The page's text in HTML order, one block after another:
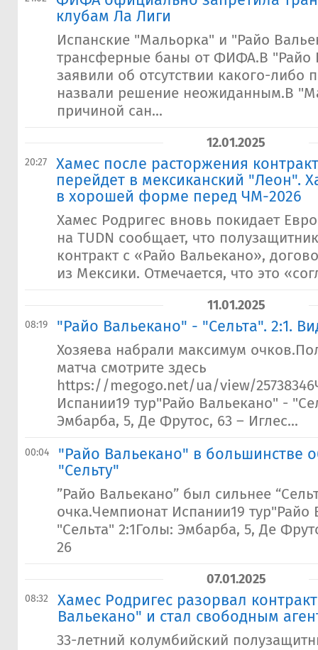
клубам Ла Лиги
Испанские "Мальорка" и "Райо
трансферные баны от ФИФА.В "Райо
заявили об отсутствии какого-либо
назвали решение неожиданным.В
причиной сан...
12.01.2025
20:27
​Хамес после расторжения
перейдет в мексиканский "Леон".
в хорошей форме перед ЧМ-2026
Хамес Родригес вновь покидает
на TUDN сообщает, что
контракт с «Райо Вальекано»,
из Мексики. Отмечается, что это
11.01.2025
08:19 "Райо Вальекано" - "Сельта". 2:1.
Хозяева набрали максимум
матча смотрите здесь
https://megogo.net/ua/view/
Испании19 тур"Райо Вальекано" -
Эмбарба, 5, Де Фрутос, 63 – Иглес...
00:04
"Райо Вальекано" в большинстве
"Сельту"
”Райо Вальекано” был сильнее
очка.Чемпионат Испании19 тур"Райо
"Сельта" 2:1Голы: Эмбарба, 5, Де
26
07.01.2025
08:32
Хамес Родригес разорвал
Вальекано" и стал свободным
33-летний колумбийский